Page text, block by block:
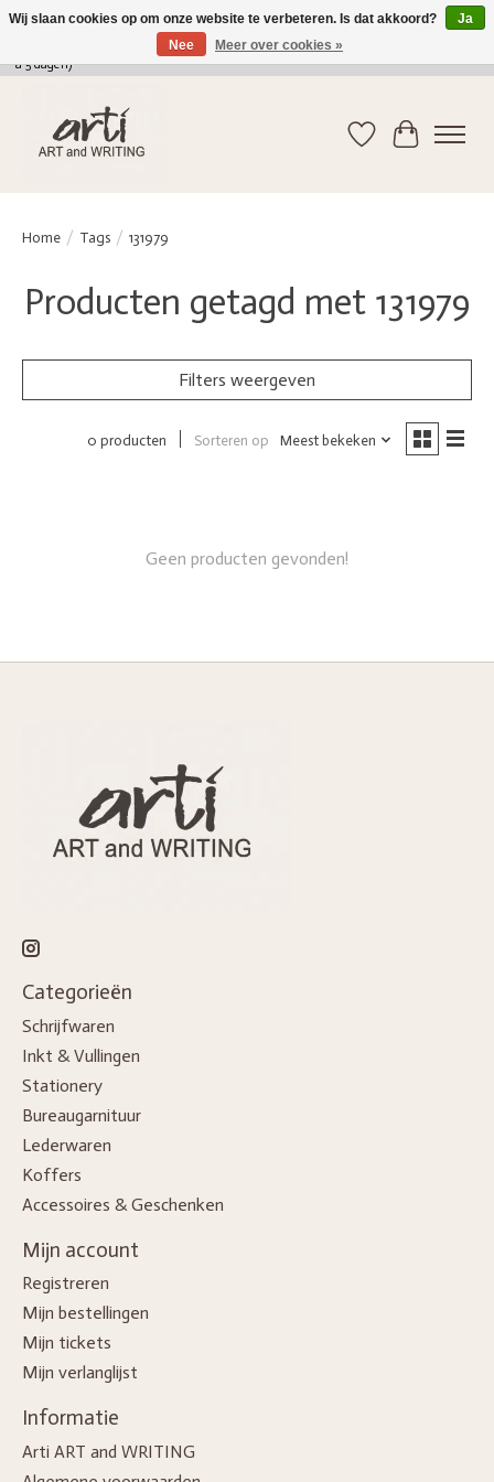
verkoop@arti-artandwriting.be/ +32 (0)471 41 82 41 / GRATIS verzending > 75 euro (2
a 5 dagen)
Verlanglijst
Home / Tags / 131979
Producten getagd met 131979
Filters weergeven
0 producten Sorteren op Meest bekeken
Geen producten gevonden!
Categorieën
Schrijfwaren
Inkt & Vullingen
Stationery
Bureaugarnituur
Lederwaren
Koffers
Accessoires & Geschenken
Mijn account
Registreren
Mijn bestellingen
Mijn tickets
Mijn verlanglijst
Informatie
Arti ART and WRITING
Wij slaan cookies op om onze website te verbeteren. Is dat akkoord?
Ja
Nee
Meer over cookies »